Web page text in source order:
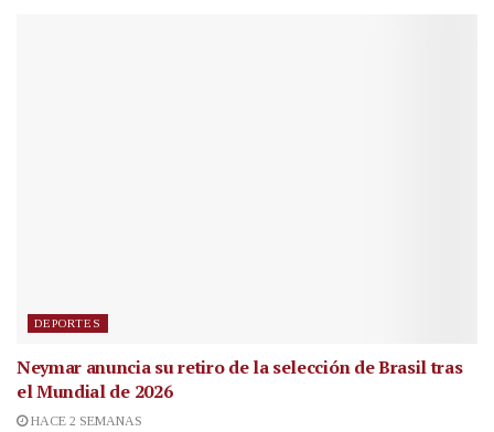
DEPORTES
Neymar anuncia su retiro de la selección de Brasil tras
el Mundial de 2026
HACE 2 SEMANAS